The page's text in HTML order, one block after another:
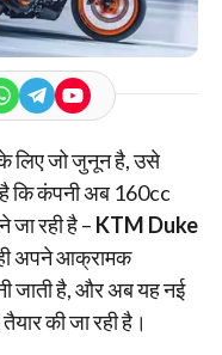
के लिए जो जुनून है, उसे
कि कंपनी अब 160cc
रही है – KTM Duke
अपने आक्रामक
जाती है, और अब यह नई
की जा रही है।